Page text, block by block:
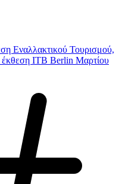
Εναλλακτικού Τουρισμού,
έκθεση ΙΤΒ Berlin Μαρτίου